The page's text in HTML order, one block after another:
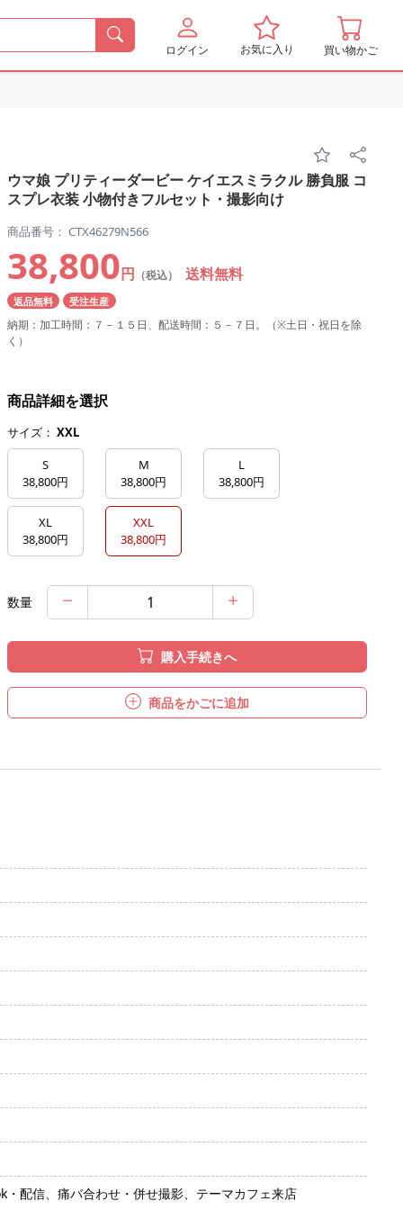
ログイン お気に入り 買い物かご
ウマ娘 プリティーダービー ケイエスミラクル 勝負服 コ
スプレ衣装 小物付きフルセット・撮影向け
商品番号： CTX46279N566
38,800円 （税込） 送料無料
返品無料 受注生産
納期：加工時間：７－１５日、配送時間：５－７日。（※土日・祝日を除
く）
商品詳細を選択
サイズ： XXL
S
38,800円
M
38,800円
L
38,800円
XL
38,800円
XXL
38,800円
数量
購入手続きへ
商品をかごに追加
配信、痛バ合わせ・併せ撮影、テーマカフェ来店